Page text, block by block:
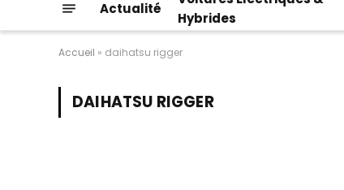
Actualité
Hybrides
Accueil » daihatsu rigger
DAIHATSU RIGGER